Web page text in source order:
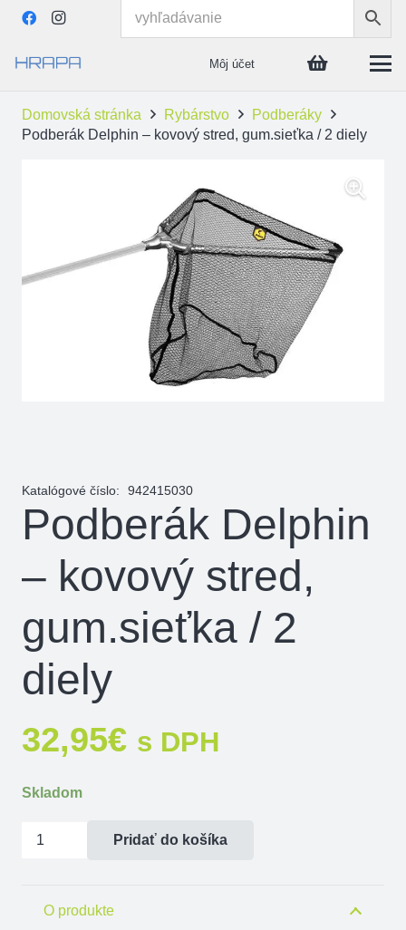
Môj účet
Domovská stránka Rybárstvo
Podberáky
Podberák Delphin – kovový stred, gum.sieťka / 2 diely
Katalógové číslo: 942415030
Podberák Delphin
– kovový stred,
gum.sieťka / 2
diely
32,95€ s DPH
Skladom
množstvo
Pridať do košíka
O produkte